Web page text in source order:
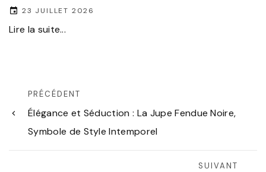
23 JUILLET 2026
Lire la suite...
PRÉCÉDENT
Élégance et Séduction : La Jupe Fendue Noire,
Symbole de Style Intemporel
SUIVANT